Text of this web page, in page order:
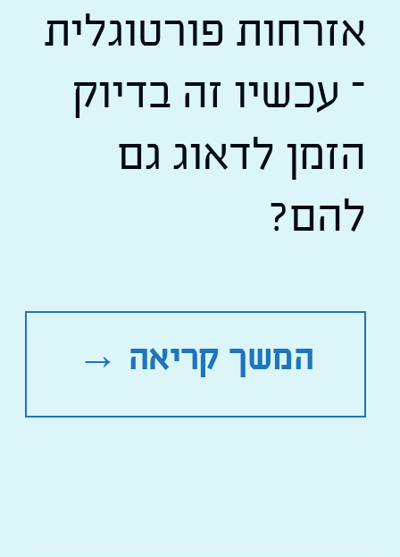
אזרחות פורטוגלית
– עכשיו זה בדיוק
הזמן לדאוג גם
להם?
המשך קריאה →